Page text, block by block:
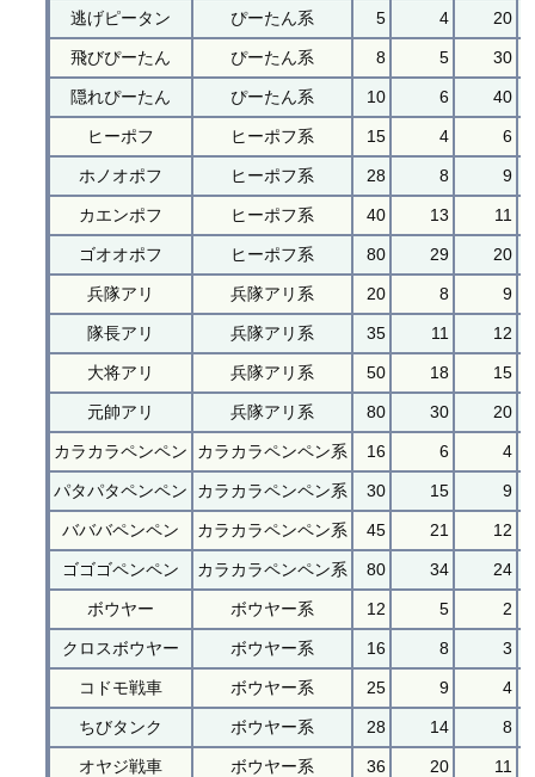
逃げピータン ぴーたん系 5 4 20
飛びぴーたん ぴーたん系 8 5 30
隠れぴーたん ぴーたん系 10 6 40
ヒーポフ ヒーポフ系 15 4 6
ホノオポフ ヒーポフ系 28 8 9
カエンポフ ヒーポフ系 40 13 11
ゴオオポフ ヒーポフ系 80 29 20
兵隊アリ 兵隊アリ系 20 8 9
隊長アリ 兵隊アリ系 35 11 12
大将アリ 兵隊アリ系 50 18 15
元帥アリ 兵隊アリ系 80 30 20
カラカラペンペン カラカラペンペン系 16 6 4
パタパタペンペン カラカラペンペン系 30 15 9
バババペンペン カラカラペンペン系 45 21 12
ゴゴゴペンペン カラカラペンペン系 80 34 24
ボウヤー ボウヤー系 12 5 2
クロスボウヤー ボウヤー系 16 8 3
コドモ戦車 ボウヤー系 25 9 4
ちびタンク ボウヤー系 28 14 8
オヤジ戦車 ボウヤー系 36 20 11